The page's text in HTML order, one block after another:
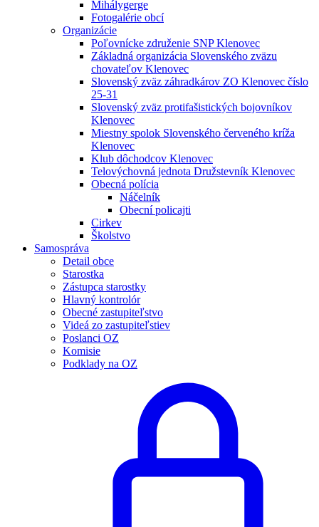
Mihálygerge
Fotogalérie obcí
Organizácie
Poľovnícke združenie SNP Klenovec
Základná organizácia Slovenského zväzu
chovateľov Klenovec
Slovenský zväz záhradkárov ZO Klenovec číslo
25-31
Slovenský zväz protifašistických bojovníkov
Klenovec
Miestny spolok Slovenského červeného kríža
Klenovec
Klub dôchodcov Klenovec
Telovýchovná jednota Družstevník Klenovec
Obecná polícia
Náčelník
Obecní policajti
Cirkev
Školstvo
Samospráva
Detail obce
Starostka
Zástupca starostky
Hlavný kontrolór
Obecné zastupiteľstvo
Videá zo zastupiteľstiev
Poslanci OZ
Komisie
Podklady na OZ